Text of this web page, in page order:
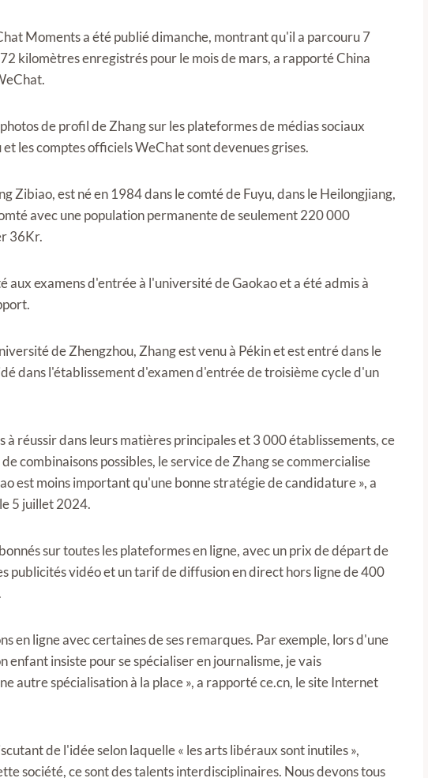
Moments a été publié dimanche, montrant qu'il a parcouru 7
kilomètres enregistrés pour le mois de mars, a rapporté China
de profil de Zhang sur les plateformes de médias sociaux
les comptes officiels WeChat sont devenues grises.
Zibiao, est né en 1984 dans le comté de Fuyu, dans le Heilongjiang,
avec une population permanente de seulement 220 000
36Kr.
aux examens d'entrée à l'université de Gaokao et a été admis à
de Zhengzhou, Zhang est venu à Pékin et est entré dans le
dans l'établissement d'examen d'entrée de troisième cycle d'un
réussir dans leurs matières principales et 3 000 établissements, ce
combinaisons possibles, le service de Zhang se commercialise
est moins important qu'une bonne stratégie de candidature », a
5 juillet 2024.
sur toutes les plateformes en ligne, avec un prix de départ de
publicités vidéo et un tarif de diffusion en direct hors ligne de 400
en ligne avec certaines de ses remarques. Par exemple, lors d'une
enfant insiste pour se spécialiser en journalisme, je vais
autre spécialisation à la place », a rapporté ce.cn, le site Internet
de l'idée selon laquelle « les arts libéraux sont inutiles »,
société, ce sont des talents interdisciplinaires. Nous devons tous